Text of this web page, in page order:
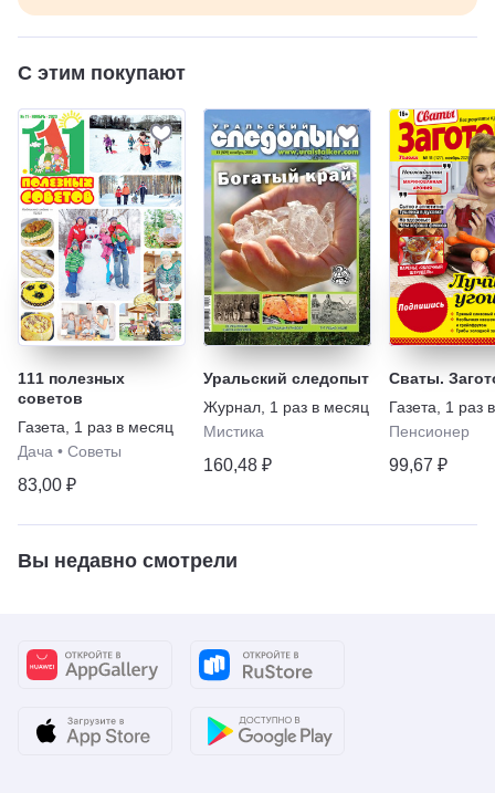
С этим покупают
111 полезных
советов
Газета
1 раз в месяц
Дача • Советы
83,00 ₽
Уральский следопыт
Журнал 1 раз в месяц
Мистика
160,48 ₽
Сваты.
Газета
1 раз
Пенсионер
99,67 ₽
Вы недавно смотрели